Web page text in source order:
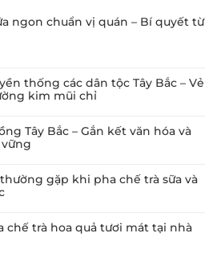
ngon chuẩn vị quán – Bí quyết từ
thống các dân tộc Tây Bắc – Vẻ
kim mũi chỉ
Tây Bắc – Gắn kết văn hóa và
gặp khi pha chế trà sữa và
chế trà hoa quả tươi mát tại nhà